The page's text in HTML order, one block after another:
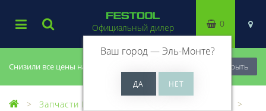
Снизили все цены на 20%, успей купить! Закрыть
Официальный дилер
Ваш город —Эль-Монте?
0
Запчасти Festool